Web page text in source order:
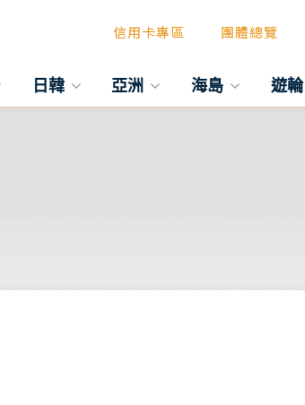
信用卡專區 團體總覽
日韓 亞洲 海島 遊輪